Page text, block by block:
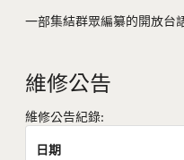
一部集結群眾編纂的開放台
維修公告
維修公告紀錄:
日期